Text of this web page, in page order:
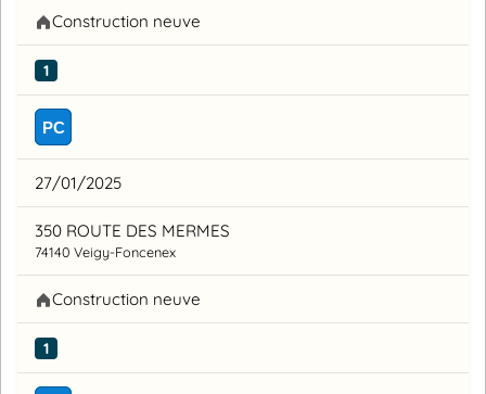
Construction neuve
1
PC
27/01/2025
350 ROUTE DES MERMES
74140 Veigy-Foncenex
Construction neuve
1